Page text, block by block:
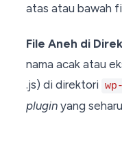
atas atau bawah
File Aneh di
nama acak atau
.js) di direktori
pluginyang